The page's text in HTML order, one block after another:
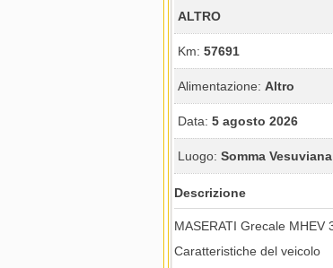
ALTRO
Km: 57691
Alimentazione: Altro
Data: 5 agosto 2026
Luogo: Somma Vesuviana
Descrizione
MASERATI Grecale MHEV
Caratteristiche del veicolo